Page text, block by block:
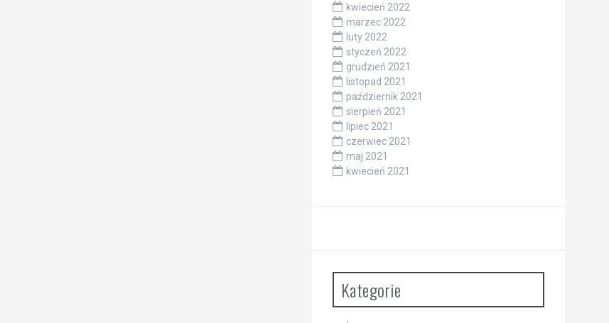
kwiecień 2022
marzec 2022
luty 2022
styczeń 2022
grudzień 2021
listopad 2021
październik 2021
sierpień 2021
lipiec 2021
czerwiec 2021
maj 2021
kwiecień 2021
Kategorie